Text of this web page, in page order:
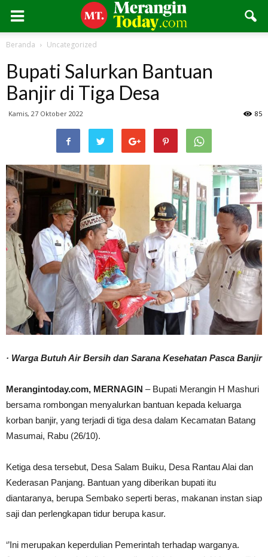
Beranda Uncategorized
Bupati Salurkan Bantuan
Banjir di Tiga Desa
Kamis, 27 Oktober 2022 85
· Warga Butuh Air Bersih dan Sarana Kesehatan Pasca Banjir
Merangintoday.com, MERNAGIN – Bupati Merangin H Mashuri
bersama rombongan menyalurkan bantuan kepada keluarga
korban banjir, yang terjadi di tiga desa dalam Kecamatan Batang
Masumai, Rabu (26/10).
Ketiga desa tersebut, Desa Salam Buiku, Desa Rantau Alai dan
Kederasan Panjang. Bantuan yang diberikan bupati itu
diantaranya, berupa Sembako seperti beras, makanan instan siap
saji dan perlengkapan tidur berupa kasur.
‘’Ini merupakan keperdulian Pemerintah terhadap warganya.